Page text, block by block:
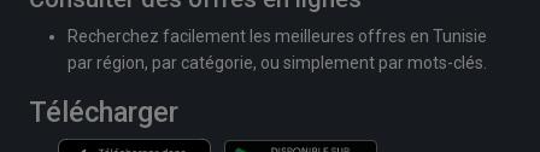
Recherchez facilement les meilleures offres en Tunisie
par région, par catégorie, ou simplement par mots-clés.
Télécharger